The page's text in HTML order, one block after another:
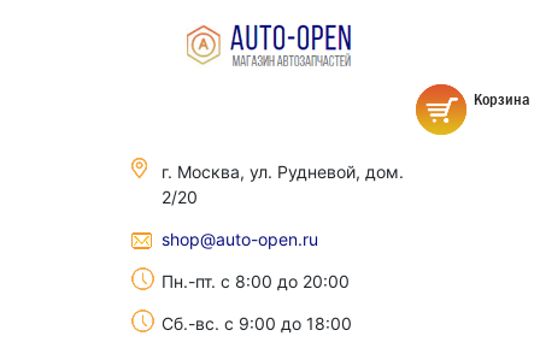
г. Москва, ул. Рудневой, дом.
2/20
shop@auto-open.ru
Пн.-пт. с 8:00 до 20:00
Сб.-вс. с 9:00 до 18:00
Корзина